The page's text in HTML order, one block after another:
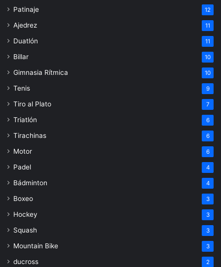
Patinaje 12
Ajedrez 11
Duatlón 11
Billar 10
Gimnasia Rítmica 10
Tenis 9
Tiro al Plato 7
Triatlón 6
Tirachinas 6
Motor 6
Padel 4
Bádminton 4
Boxeo 3
Hockey 3
Squash 3
Mountain Bike 3
ducross 2